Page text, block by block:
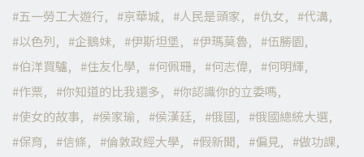
五一勞工大遊行
京華城 人民是頭家 仇女
代溝
以色列
企鵝妹 伊斯坦堡 伊瑪莫魯
伍勝園
伯洋買驢
住友化學 何佩珊 何志偉
何明輝
作票
你知道的比我還多
你認識你的立委嗎
使女的故事
侯家瑜 侯漢廷 俄國
俄國總統大選
保育
信條 倫敦政經大學 假新聞 偏見
做功課